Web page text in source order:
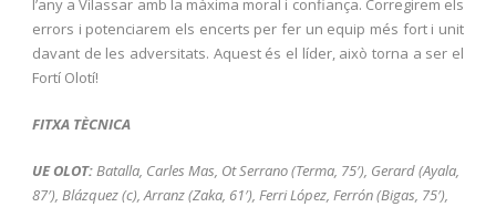
l’any a Vilassar amb la màxima moral i confiança. Corregirem els
errors i potenciarem els encerts per fer un equip més fort i unit
davant de les adversitats. Aquest és el líder, això torna a ser el
Fortí Olotí!
FITXA TÈCNICA
UE OLOT:Batalla, Carles Mas, Ot Serrano (Terma, 75′), Gerard (Ayala,
87′), Blázquez (c), Arranz (Zaka, 61′), Ferri López, Ferrón (Bigas, 75′),